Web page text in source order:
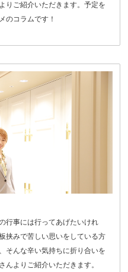
りご紹介いただきます。予定を
のコラムです！
行事には行ってあげたいけれ
挟みで苦しい思いをしている方
そんな辛い気持ちに折り合いを
んよりご紹介いただきます。